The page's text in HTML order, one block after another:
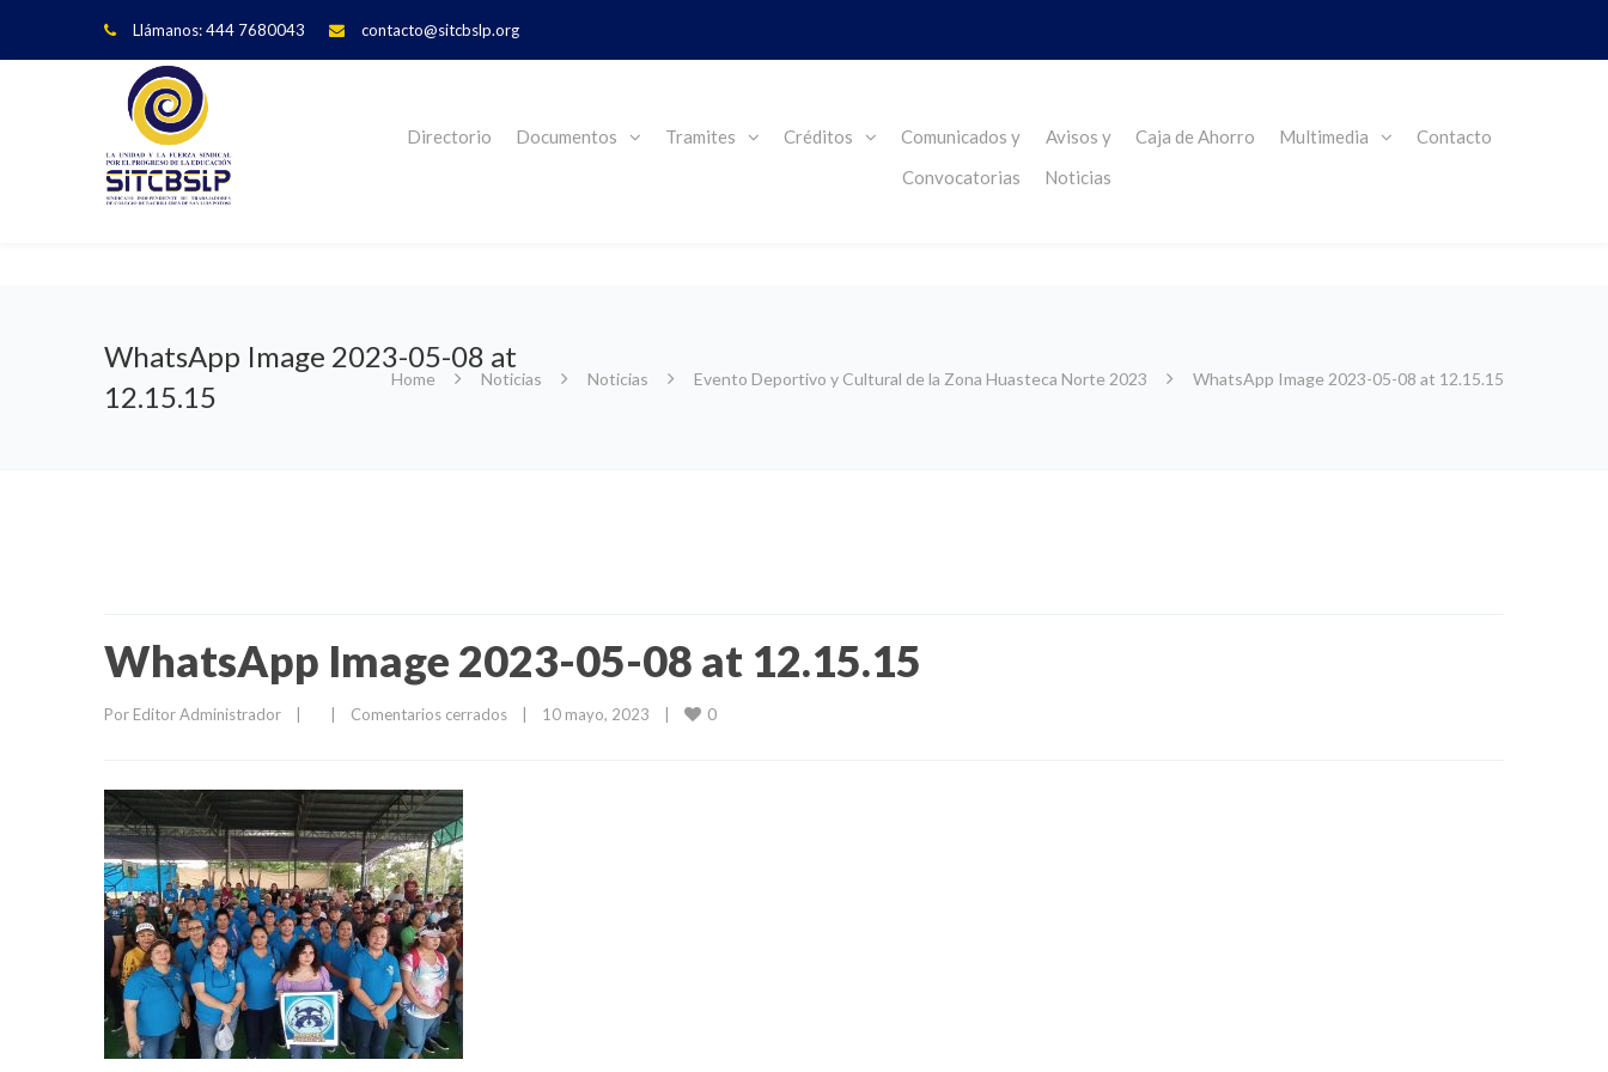
Llámanos: 444 7680043 contacto@sitcbslp.org
Directorio Documentos Tramites Créditos
Comunicados y
Convocatorias
Avisos y
Noticias
Caja de Ahorro Multimedia Contacto
WhatsApp Image 2023-05-08 at
12.15.15
Home Noticias Noticias Evento Deportivo y Cultural de la Zona Huasteca Norte 2023 WhatsApp Image 2023-05-08 at 12.15.15
WhatsApp Image 2023-05-08 at 12.15.15
Por Editor Administrador Comentarios cerrados 10 mayo, 2023 0